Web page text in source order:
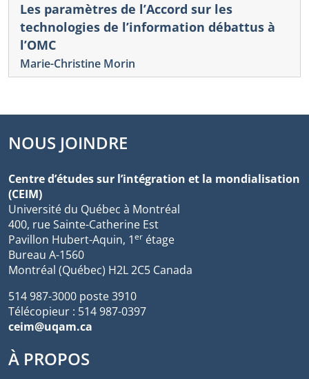
Les paramètres de l’Accord sur les
technologies de l’information débattus à
l’OMC
Marie-Christine Morin
NOUS JOINDRE
Centre d’études sur l’intégration et la mondialisation
(CEIM)
Université du Québec à Montréal
400, rue Sainte-Catherine Est
Pavillon Hubert-Aquin, 1er étage
Bureau A-1560
Montréal (Québec) H2L 2C5 Canada
514 987-3000 poste 3910
Télécopieur : 514 987-0397
ceim@uqam.ca
À PROPOS